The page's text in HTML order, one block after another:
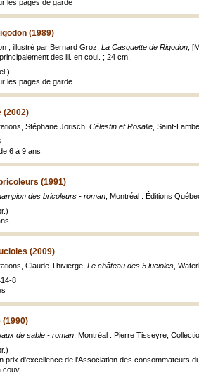
les pages de garde
(1989)
; illustré par Bernard Groz, La Casquette de Rigodon ,
des ill. en coul. ; 24 cm.
les pages de garde
(2002)
Stéphane Jorisch, Célestin et Rosalie , Saint-
6 à 9 ans
(1991)
des bricoleurs - roman , Montréal : Éditions
(2009)
Claude Thivierge, Le château des 5 lucioles ,
8
(1990)
de sable - roman , Montréal : Pierre Tisseyre,
prix d'excellence de l'Association des consommateurs
couv